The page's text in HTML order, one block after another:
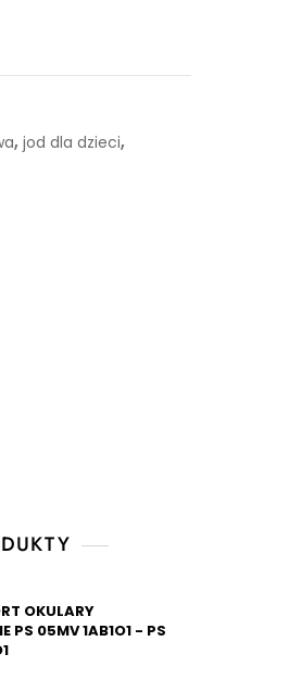
, jod dla dzieci,
OKULARY
PS 05MV 1AB1O1 - PS